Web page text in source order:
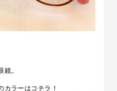
鏡。
カラーはコチラ！